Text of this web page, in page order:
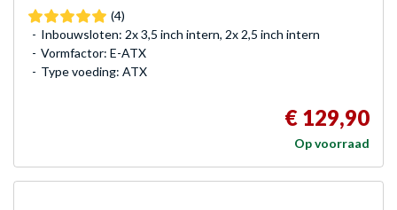
(4)
Inbouwsloten: 2x 3,5 inch intern, 2x 2,5 inch intern
Vormfactor: E-ATX
Type voeding: ATX
€ 129,90
Op voorraad